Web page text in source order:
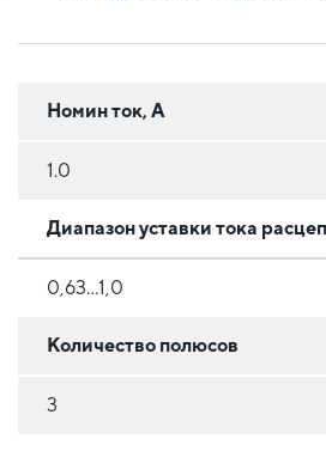
Номин ток, А
1.0
Диапазон уставки тока
0,63...1,0
Количество полюсов
3